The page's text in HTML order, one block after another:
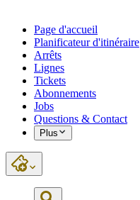
Page d'accueil
Planificateur d'itinéraire
Arrêts
Lignes
Tickets
Abonnements
Jobs
Questions & Contact
Plus